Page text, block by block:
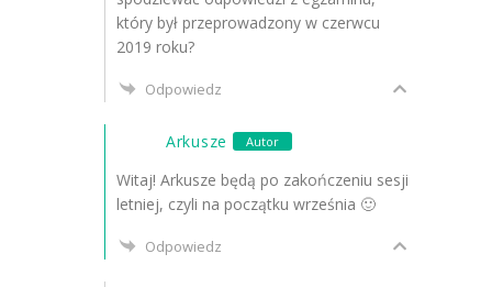
który był przeprowadzony w czerwcu
2019 roku?
Odpowiedz
Arkusze Autor
Witaj! Arkusze będą po zakończeniu sesji
letniej, czyli na początku września 🙂
Odpowiedz